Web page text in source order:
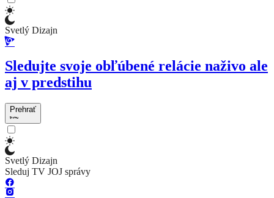
Svetlý Dizajn
Sledujte svoje obľúbené relácie naživo ale
aj v predstihu
Prehrať
Svetlý Dizajn
Sleduj TV JOJ správy